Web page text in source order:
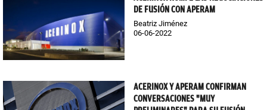
DE FUSIÓN CON APERAM
Beatriz Jiménez
06-06-2022
ACERINOX Y APERAM CONFIRMAN
CONVERSACIONES "MUY